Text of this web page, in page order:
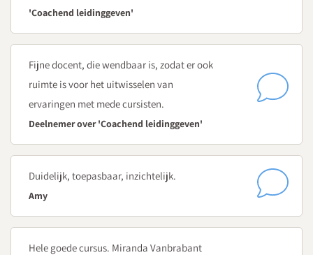
'Coachend leidinggeven'
Fijne docent, die wendbaar is, zodat er ook
ruimte is voor het uitwisselen van
ervaringen met mede cursisten.
Deelnemer over 'Coachend leidinggeven'
Duidelijk, toepasbaar, inzichtelijk.
Amy
Hele goede cursus. Miranda Vanbrabant